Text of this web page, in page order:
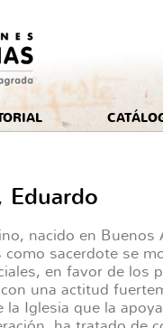
Eduardo
nacido en Buenos
como sacerdote se
en favor de los
una actitud
la Iglesia que la